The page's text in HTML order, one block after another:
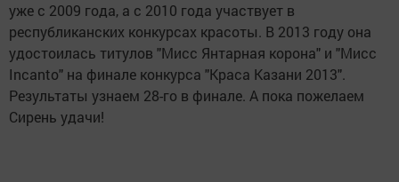
уже с 2009 года, а с 2010 года участвует в
республиканских конкурсах красоты. В 2013 году она
удостоилась титулов "Мисс Янтарная корона" и "Мисс
Incanto" на финале конкурса "Краса Казани 2013".
Результаты узнаем 28-го в финале. А пока пожелаем
Сирень удачи!